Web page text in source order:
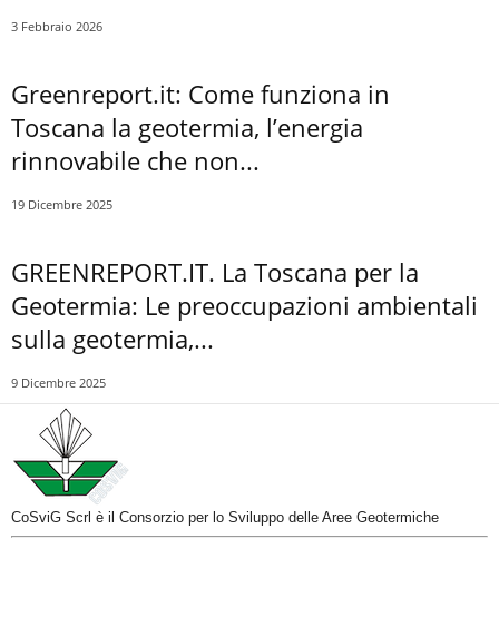
3 Febbraio 2026
Greenreport.it: Come funziona in
Toscana la geotermia, l’energia
rinnovabile che non...
19 Dicembre 2025
GREENREPORT.IT. La Toscana per la
Geotermia: Le preoccupazioni ambientali
sulla geotermia,...
9 Dicembre 2025
CoSviG Scrl è il Consorzio per lo Sviluppo delle Aree Geotermiche